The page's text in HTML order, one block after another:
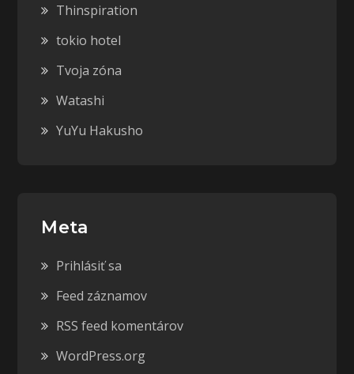
Thinspiration
tokio hotel
Tvoja zóna
Watashi
YuYu Hakusho
Meta
Prihlásiť sa
Feed záznamov
RSS feed komentárov
WordPress.org